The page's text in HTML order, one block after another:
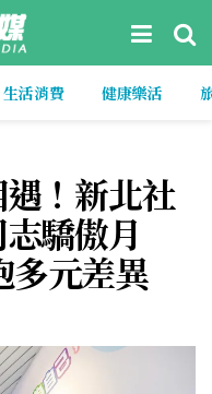
生活消費 健康樂活
！新北社
驕傲月
多元差異